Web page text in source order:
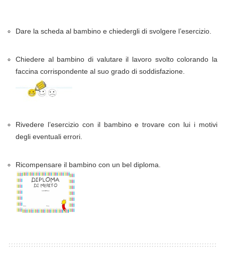
Dare la scheda al bambino e chiedergli di svolgere l’esercizio.
Chiedere al bambino di valutare il lavoro svolto colorando la
faccina corrispondente al suo grado di soddisfazione.
Rivedere l’esercizio con il bambino e trovare con lui i motivi
degli eventuali errori.
Ricompensare il bambino con un bel diploma.